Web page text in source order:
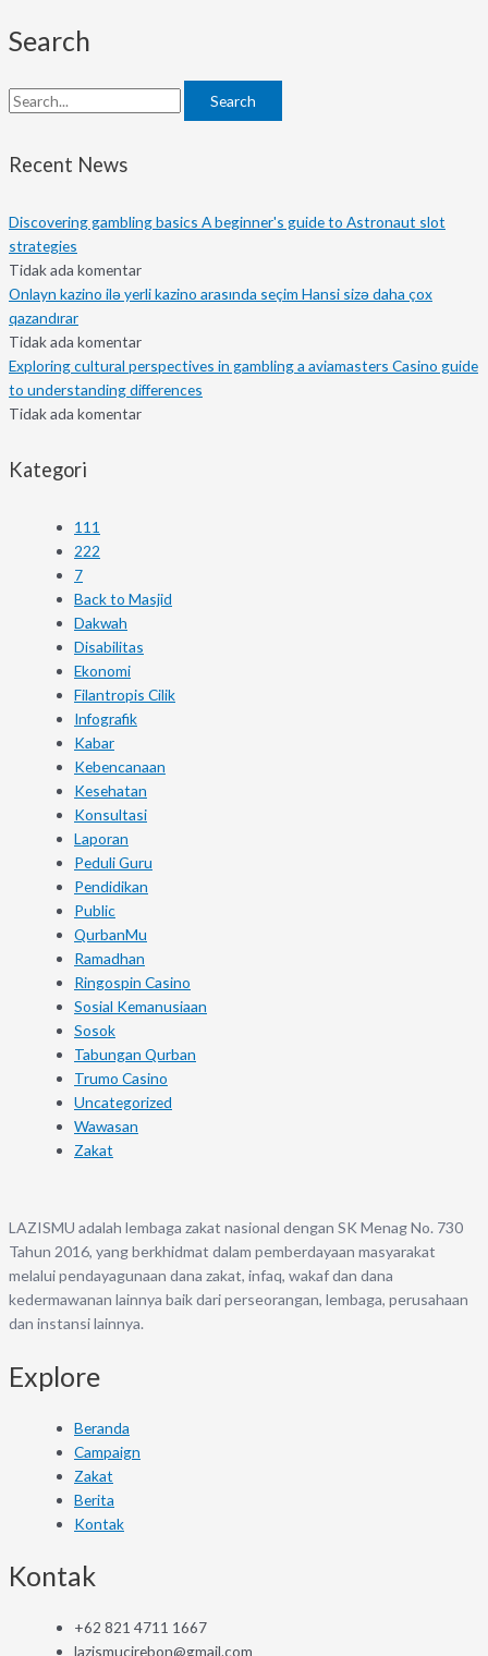
Search
Search
Recent News
Discovering gambling basics A beginner's guide to Astronaut slot
strategies
Tidak ada komentar
Onlayn kazino ilə yerli kazino arasında seçim Hansi sizə daha çox
qazandırar
Tidak ada komentar
Exploring cultural perspectives in gambling a aviamasters Casino guide
to understanding differences
Tidak ada komentar
Kategori
111
222
7
Back to Masjid
Dakwah
Disabilitas
Ekonomi
Filantropis Cilik
Infografik
Kabar
Kebencanaan
Kesehatan
Konsultasi
Laporan
Peduli Guru
Pendidikan
Public
QurbanMu
Ramadhan
Ringospin Casino
Sosial Kemanusiaan
Sosok
Tabungan Qurban
Trumo Casino
Uncategorized
Wawasan
Zakat
LAZISMU adalah lembaga zakat nasional dengan SK Menag No. 730
Tahun 2016, yang berkhidmat dalam pemberdayaan masyarakat
melalui pendayagunaan dana zakat, infaq, wakaf dan dana
kedermawanan lainnya baik dari perseorangan, lembaga, perusahaan
dan instansi lainnya.
Explore
Beranda
Campaign
Zakat
Berita
Kontak
Kontak
+62 821 4711 1667
lazismucirebon@gmail.com